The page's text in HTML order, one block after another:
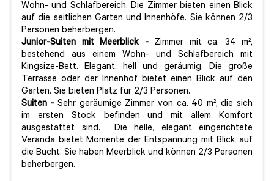
Wohn- und Schlafbereich. Die Zimmer bieten einen Blick
auf die seitlichen Gärten und Innenhöfe. Sie können 2/3
Personen beherbergen.
Junior-Suiten mit Meerblick - Zimmer mit ca. 34 m²,
bestehend aus einem Wohn- und Schlafbereich mit
Kingsize-Bett. Elegant, hell und geräumig. Die große
Terrasse oder der Innenhof bietet einen Blick auf den
Garten. Sie bieten Platz für 2/3 Personen.
Suiten -Sehr geräumige Zimmer von ca. 40 m², die sich
im ersten Stock befinden und mit allem Komfort
ausgestattet sind. Die helle, elegant eingerichtete
Veranda bietet Momente der Entspannung mit Blick auf
die Bucht. Sie haben Meerblick und können 2/3 Personen
beherbergen.